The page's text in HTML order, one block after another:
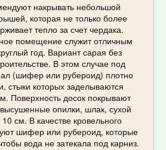
накрывать небольшой
которая не только более
тепло за счет чердака.
помещение служит отличным
год. Вариант сарая без
В этом случае под
(шифер или рубероид) плотно
стыки которых заделываются
Поверхность досок покрывают
опилки, шлак, сухой
см. В качестве кровельного
шифер или рубероид, которые
вода не затекала под карниз.